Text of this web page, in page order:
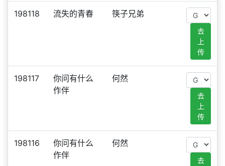
198118 流失的青春 筷子兄弟
去
上
传
198117
你问有什么
作伴
何然
去
上
传
198116
你问有什么
作伴
何然
去